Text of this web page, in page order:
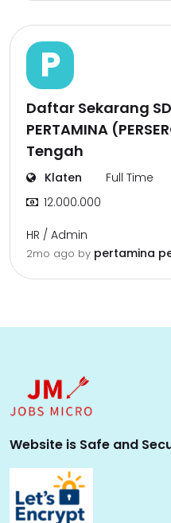
P
Daftar Sekarang
PERTAMINA
Tengah
Klaten
Full Time
12.000.000
HR / Admin
2mo ago by pertamina
Website is Safe and